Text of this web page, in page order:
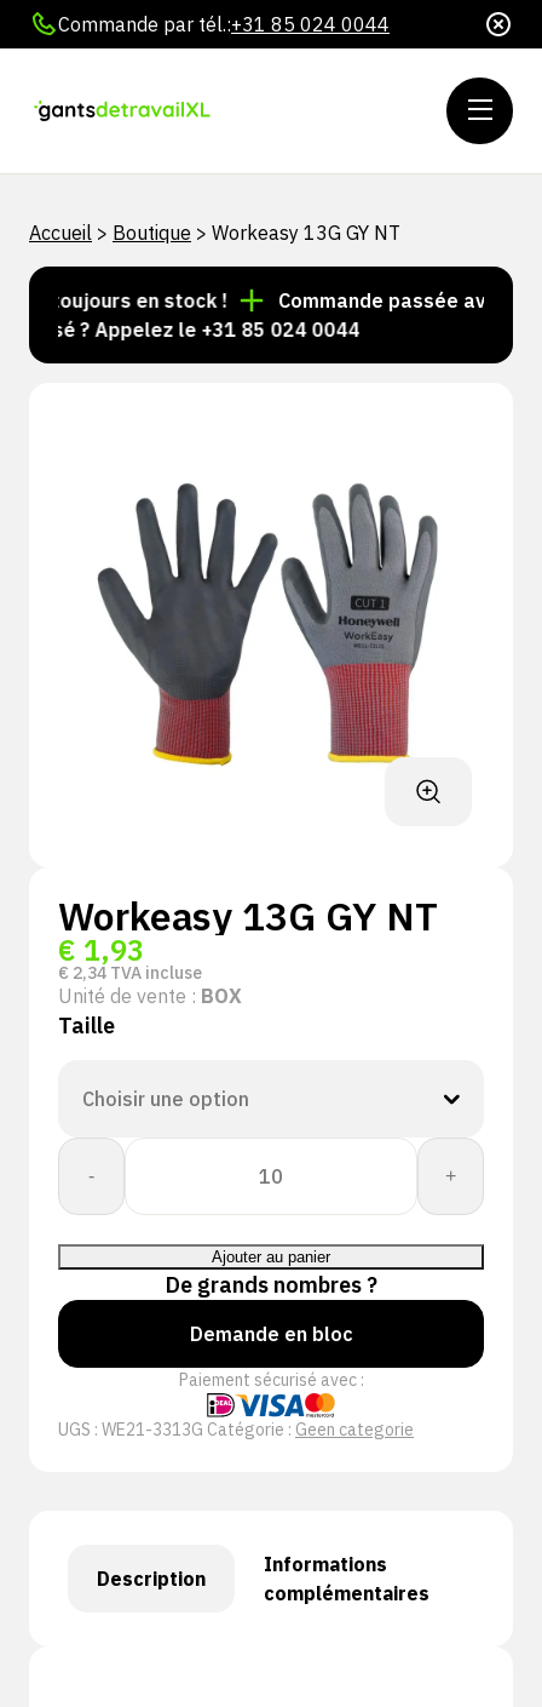
Commande par tél.:+31 85 024 0044
Accueil > Boutique > Workeasy 13G GY NT
toujours en stock !
Commande passée avant 15
? Appelez le +31 85 024 0044
Workeasy 13G GY NT
€ 1,93
€ 2,34 TVA incluse
Unité de vente : BOX
Taille
-
quantité
Workeasy
13G
GY
NT
+
Ajouter au panier
De grands nombres ?
Demande en bloc
Paiement sécurisé avec :
UGS : WE21-3313G Catégorie : Geen categorie
Description
Informations
complémentaires